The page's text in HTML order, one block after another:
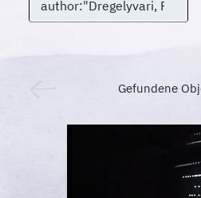
Gefundene